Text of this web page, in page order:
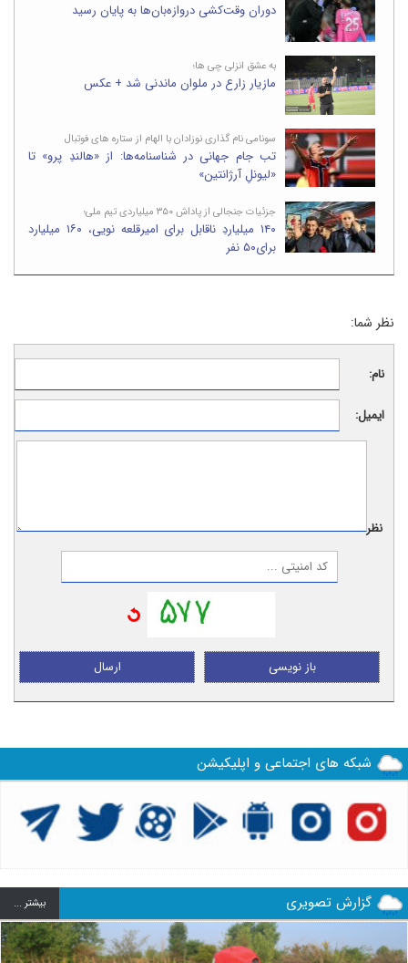
دوران وقت‌کشی دروازه‌بان‌ها به پایان رسید
به عشق انزلی چی ها؛
مازیار زارع در ملوان ماندنی شد + عکس
سونامی نام گذاری نوزادان با الهام از ستاره های فوتبال
تب جام جهانی در شناسنامه‌ها: از «هالندِ پرو» تا
«لیونلِ آرژانتین»
جزئیات جنجالی از پاداش ۳۵۰ میلیاردی تیم ملی؛
۱۴۰ میلیاردِ ناقابل برای امیرقلعه نویی، ۱۶۰ میلیارد
برای۵۰ نفر
نظر شما:
نام:
ایمیل:
نظر:
ارسال باز نویسی
شبکه های اجتماعی و اپلیکیشن
گزارش تصویری بيشتر ...